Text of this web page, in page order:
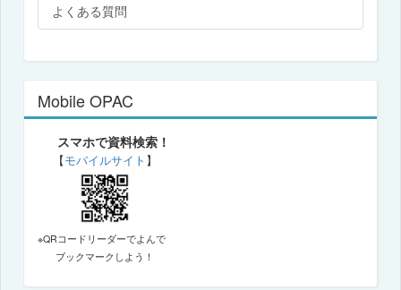
よくある質問
Mobile OPAC
スマホで資料検索！
【モバイルサイト 】
※QRコードリーダーでよんで
ブックマークしよう！